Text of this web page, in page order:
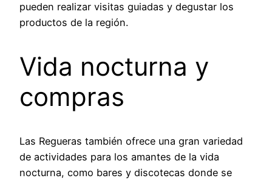
pueden realizar visitas guiadas y degustar los
productos de la región.
Vida nocturna y
compras
Las Regueras también ofrece una gran variedad
de actividades para los amantes de la vida
nocturna, como bares y discotecas donde se